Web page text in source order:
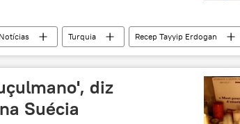
Notícias Turquia
Recep Tayyip Erdogan
sátira Ocidente
tensões
diz
Suécia